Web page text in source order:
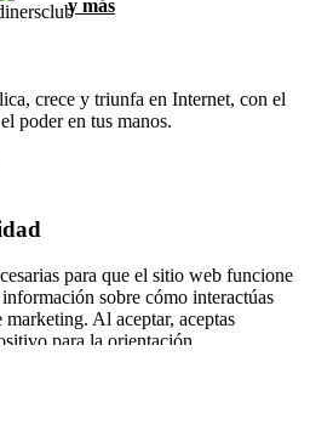
y más
crece y triunfa en Internet, con el
poder en tus manos.
para que el sitio web funcione
sobre cómo interactúas
Al aceptar, aceptas
para la orientación,